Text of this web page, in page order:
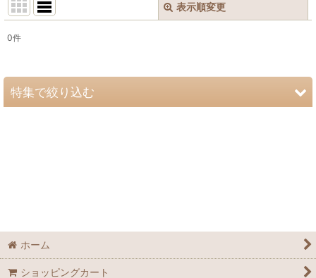
表示順変更
並び順 :
0件
特集で絞り込む
炭酸ジェル
ホーム
ショッピングカート